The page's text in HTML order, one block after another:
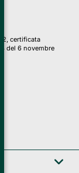
certificata
del 6 novembre